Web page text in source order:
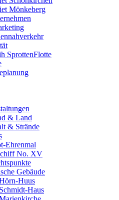
Mönkeberg
SprottenFlotte
& Land
& Strände
Ehrenmal
No. XV
Gebäude
Huus
Schmidt-Haus